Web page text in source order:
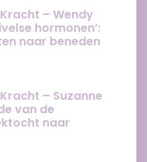
– Wendy
hormonen’:
naar beneden
– Suzanne
van de
naar